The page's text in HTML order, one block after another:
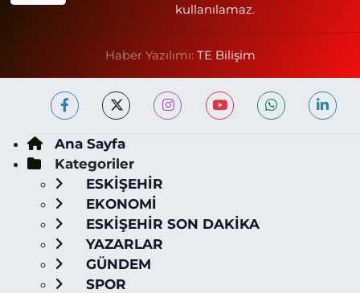
kullanılamaz.
Haber Yazılımı: TE Bilişim
Ana Sayfa
Kategoriler
ESKİŞEHİR
EKONOMİ
ESKİŞEHİR SON DAKİKA
YAZARLAR
GÜNDEM
SPOR